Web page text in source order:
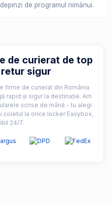
de programul nimănui.
de curierat de top
sigur
firme de curierat din România
rapid și sigur la destinație. Am
scrise de mână - tu alegi
coletul la orice locker Easybox,
24/7.